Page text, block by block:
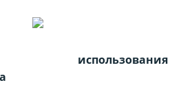
использования